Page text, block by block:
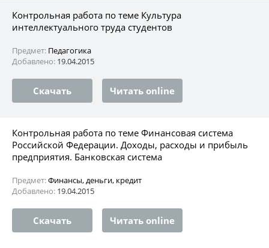
Контрольная работа по теме Культура
интеллектуального труда студентов
Предмет: Педагогика
Добавлено: 19.04.2015
Скачать Читать online
Контрольная работа по теме Финансовая система
Российской Федерации. Доходы, расходы и прибыль
предприятия. Банковская система
Предмет:Финансы, деньги, кредит
Добавлено: 19.04.2015
Скачать Читать online